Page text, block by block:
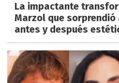
La impactante
Marzol que
antes y después